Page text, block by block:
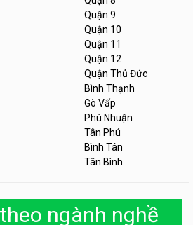
Quận 9
Quận 10
Quận 11
Quận 12
Quận Thủ Đức
Bình Thạnh
Gò Vấp
Phú Nhuận
Tân Phú
Bình Tân
Tân Bình
ngành nghề